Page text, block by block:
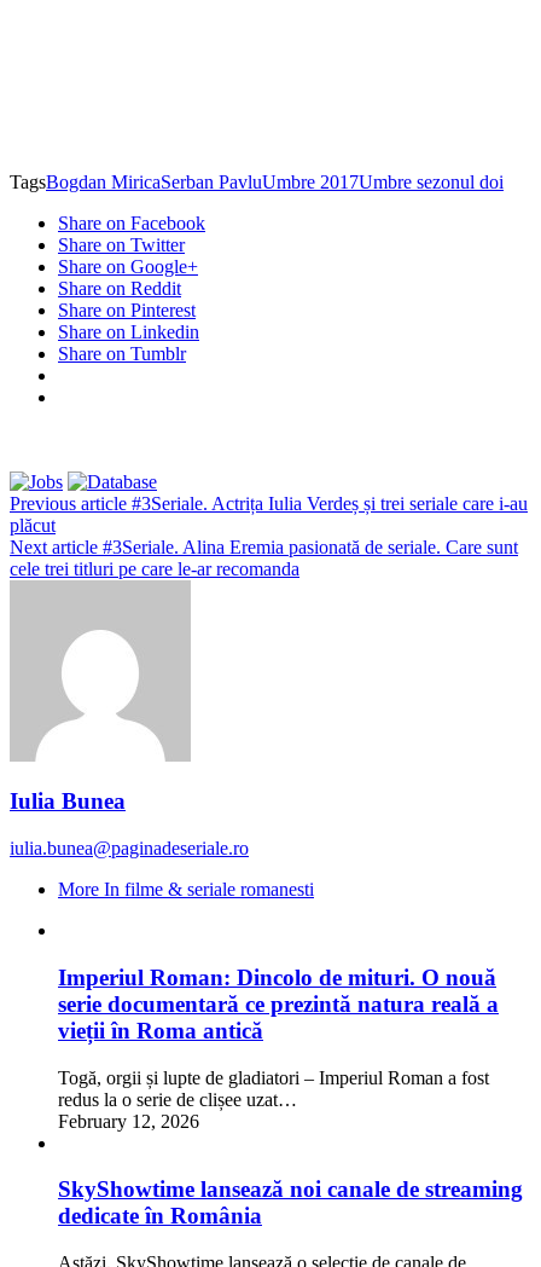
TagsBogdan MiricaSerban PavluUmbre 2017Umbre sezonul doi
Share on Facebook
Share on Twitter
Share on Google+
Share on Reddit
Share on Pinterest
Share on Linkedin
Share on Tumblr
Previous article #3Seriale. Actrița Iulia Verdeș și trei seriale care i-au
plăcut
Next article #3Seriale. Alina Eremia pasionată de seriale. Care sunt
cele trei titluri pe care le-ar recomanda
Iulia Bunea
iulia.bunea@paginadeseriale.ro
More In filme & seriale romanesti
Imperiul Roman: Dincolo de mituri. O nouă
serie documentară ce prezintă natura reală a
vieții în Roma antică
Togă, orgii și lupte de gladiatori – Imperiul Roman a fost
redus la o serie de clișee uzat…
February 12, 2026
SkyShowtime lansează noi canale de streaming
dedicate în România
Astăzi, SkyShowtime lansează o selecție de canale de